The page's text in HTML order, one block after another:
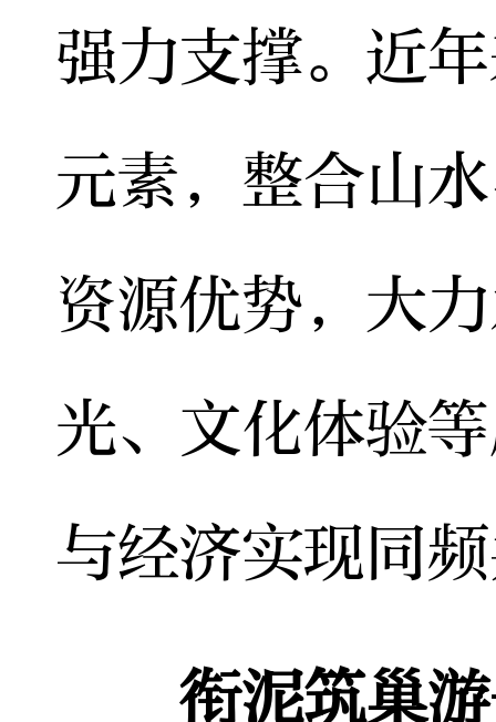
强力支撑。近
元素，整合山
资源优势，大
光、文化体验
与经济实现同
衔泥筑巢